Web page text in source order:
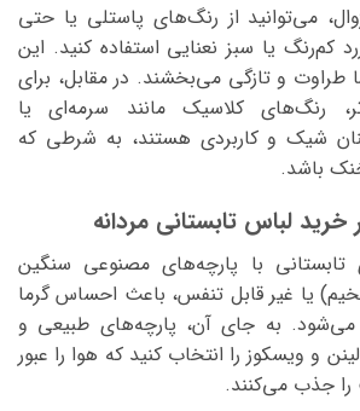
می‌توانید از رنگ‌های پاستلی یا حتی
کم‌رنگ یا سبز نعنایی استفاده کنید. این
طراوت و تازگی می‌بخشند. در مقابل، برای
رنگ‌های کلاسیک مانند سرمه‌ای یا
شیک و کاربردی هستند، به شرطی که
باشد.
تابستانی با پارچه‌های مصنوعی سنگین
یا غیر قابل تنفس، باعث احساس گرما
می‌شود. به جای آن، پارچه‌های طبیعی و
و ویسکوز را انتخاب کنید که هوا را عبور
جذب می‌کنند.